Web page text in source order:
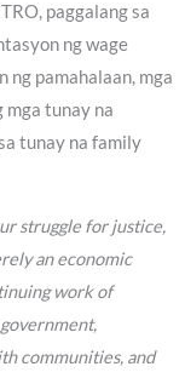
paggalang sa
ng wage
ng pamahalaan, mga
mga tunay na
tunay na family
struggle for justice,
an economic
work of
communities, and